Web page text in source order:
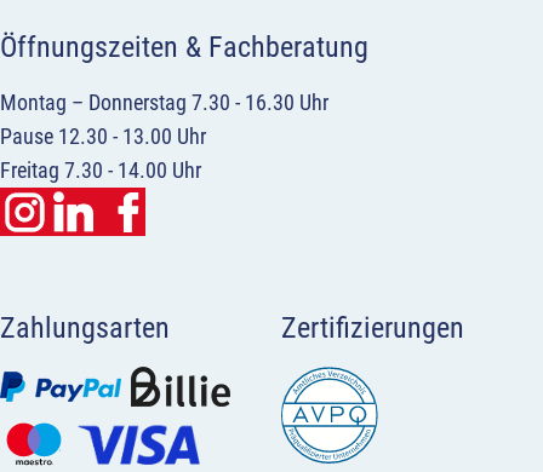
Öffnungszeiten & Fachberatung
Montag – Donnerstag 7.30 - 16.30 Uhr
Pause 12.30 - 13.00 Uhr
Freitag 7.30 - 14.00 Uhr
Zahlungsarten Zertifizierungen